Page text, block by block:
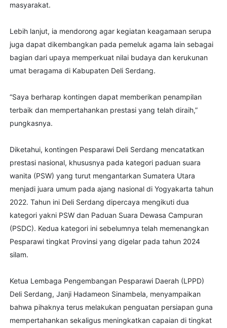
masyarakat.
Lebih lanjut, ia mendorong agar kegiatan keagamaan serupa
juga dapat dikembangkan pada pemeluk agama lain sebagai
bagian dari upaya memperkuat nilai budaya dan kerukunan
umat beragama di Kabupaten Deli Serdang.
“Saya berharap kontingen dapat memberikan penampilan
terbaik dan mempertahankan prestasi yang telah diraih,”
pungkasnya.
Diketahui, kontingen Pesparawi Deli Serdang mencatatkan
prestasi nasional, khususnya pada kategori paduan suara
wanita (PSW) yang turut mengantarkan Sumatera Utara
menjadi juara umum pada ajang nasional di Yogyakarta tahun
2022. Tahun ini Deli Serdang dipercaya mengikuti dua
kategori yakni PSW dan Paduan Suara Dewasa Campuran
(PSDC). Kedua kategori ini sebelumnya telah memenangkan
Pesparawi tingkat Provinsi yang digelar pada tahun 2024
silam.
Ketua Lembaga Pengembangan Pesparawi Daerah (LPPD)
Deli Serdang, Janji Hadameon Sinambela, menyampaikan
bahwa pihaknya terus melakukan penguatan persiapan guna
mempertahankan sekaligus meningkatkan capaian di tingkat